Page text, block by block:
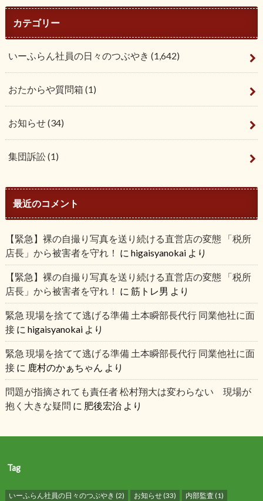
カテゴリー
いーふらん社員の日々のつぶやき (1,642)
おたからや質問箱 (1)
お知らせ(34)
集団訴訟(1)
最近のコメント
【緊急】裸の自撮り写真を送り続ける直営店の変態 「税所
店長」から被害者を守れ！ に higaisyanokaiより
【緊急】裸の自撮り写真を送り続ける直営店の変態 「税所
店長」から被害者を守れ！ に 筋トレ男 より
緊急 現場を捨てて逃げる準備 土本瞬部長代行 同業他社に面
接に higaisyanokaiより
緊急 現場を捨てて逃げる準備 土本瞬部長代行 同業他社に面
接に 鹿村のかぁちゃん より
問題が指摘されても責任者 松村翔大は変わらない 現場が
抱く大きな疑問 に 肥後宏治より
Tag
いーふらん社員の日々のつぶやき (2) お知らせ(33) 内部監査 (1)